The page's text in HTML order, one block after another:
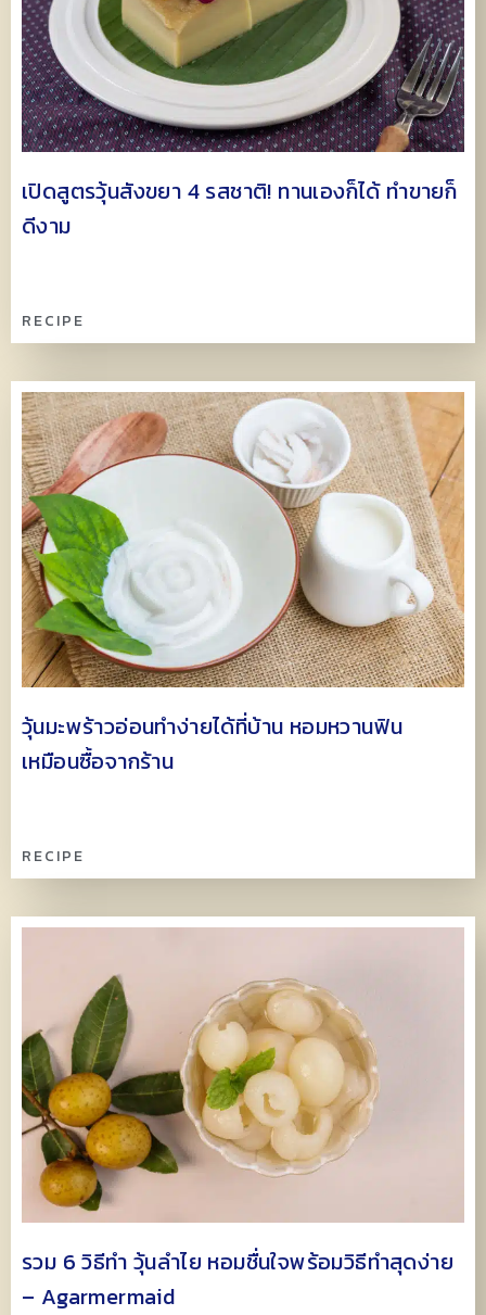
เปิดสูตรวุ้นสังขยา 4 รสชาติ! ทานเองก็ได้ ทำขายก็
ดีงาม
RECIPE
วุ้นมะพร้าวอ่อนทำง่ายได้ที่บ้าน หอมหวานฟิน
เหมือนซื้อจากร้าน
RECIPE
รวม 6 วิธีทำ วุ้นลำไย หอมชื่นใจพร้อมวิธีทำสุดง่าย
– Agarmermaid